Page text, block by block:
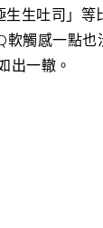
生生吐司」等
軟觸感一點也
出一轍。